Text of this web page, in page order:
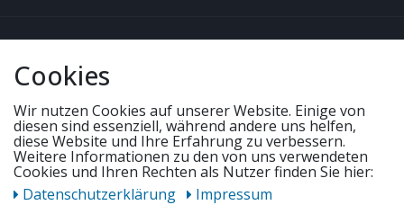
QUICKLINKS & TIPPS
UNSERE ANGEBOTE
Cookies
Wir nutzen Cookies auf unserer Website. Einige von
diesen sind essenziell, während andere uns helfen,
diese Website und Ihre Erfahrung zu verbessern.
Weitere Informationen zu den von uns verwendeten
Cookies und Ihren Rechten als Nutzer finden Sie hier:
Daten­schutz­erklärung
Impressum